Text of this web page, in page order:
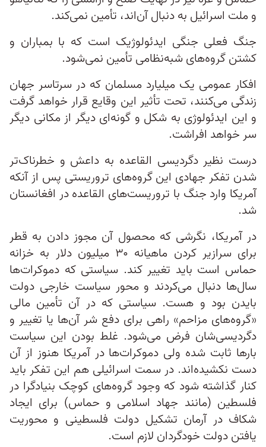
و ملت اسرائیل به دنبال آن‌اند، تأمین نمی‌کند.
جنگ فعلی جنگی ایدئولوژیک است که با بمباران و
کشتن گروه‌های شبه‌نظامی تأمین نمی‌شود.
افکار عمومی یک میلیارد مسلمان که در سرتاسر جهان
زندگی می‌کنند، تحت تأثیر این وقایع قرار خواهد گرفت
و این ایدئولوژی به شکل و گونه‌ای دیگر از مکانی دیگر
سر خواهد افراشت.
درست نظیر دگردیسی القاعده به داعش و خطرناک‌تر
شدن تفکر جهادی این گروه‌‌های تروریستی پس از آنکه
آمریکا وارد جنگ با تروریست‌های القاعده در افغانستان
شد.
در آمریکا، نگرشی که محصول آن مجوز دادن به قطر
برای سرازیر کردن ماهیانه ۳۰ میلیون دلار به خزانه
حماس است باید تغییر کند. سیاستی که دموکرات‌ها
سال‌ها دنبال می‌کردند و محور سیاست خارجی دولت
بایدن بود و هست. سیاستی که در آن تأمین مالی
«گروه‌های مزاحم» راهی برای دفع شر آن‌ها یا تغییر و
دگردیسی‌شان فرض می‌شود. غلط بودن این سیاست
بارها ثابت شده ولی دموکرات‌ها در آمریکا هنوز از آن
دست نکشیده‌اند. در سمت اسرائیلی هم این تفکر باید
کنار گذاشته شود که وجود گروه‌های کوچک بنیادگرا در
فلسطین (مانند جهاد اسلامی و حماس) برای ایجاد
شکاف در آرمان تشکیل دولت فلسطینی و محوریت
یافتن دولت خودگردان لازم است.